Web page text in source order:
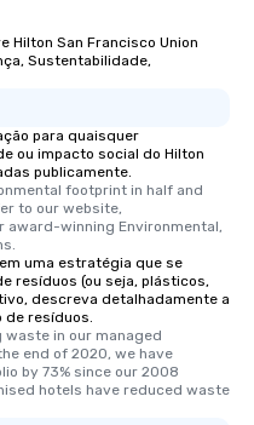
Hilton San Francisco Union
Sustentabilidade,
para quaisquer
ou impacto social do Hilton
publicamente.
footprint in half and
to our website,
winning Environmental,
uma estratégia que se
resíduos (ou seja, plásticos,
descreva detalhadamente a
resíduos.
in our managed
end of 2020, we have
by 73% since our 2008
hotels have reduced waste